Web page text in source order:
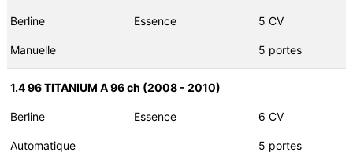
Berline Essence 5 CV
Manuelle 5 portes
1.4 96 TITANIUM A 96 ch (2008 - 2010)
Berline Essence 6 CV
Automatique 5 portes